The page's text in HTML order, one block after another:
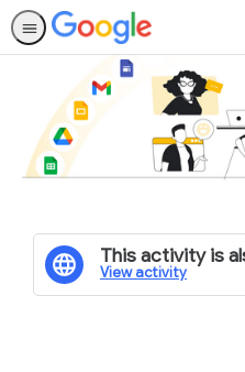
This activity is
View activity